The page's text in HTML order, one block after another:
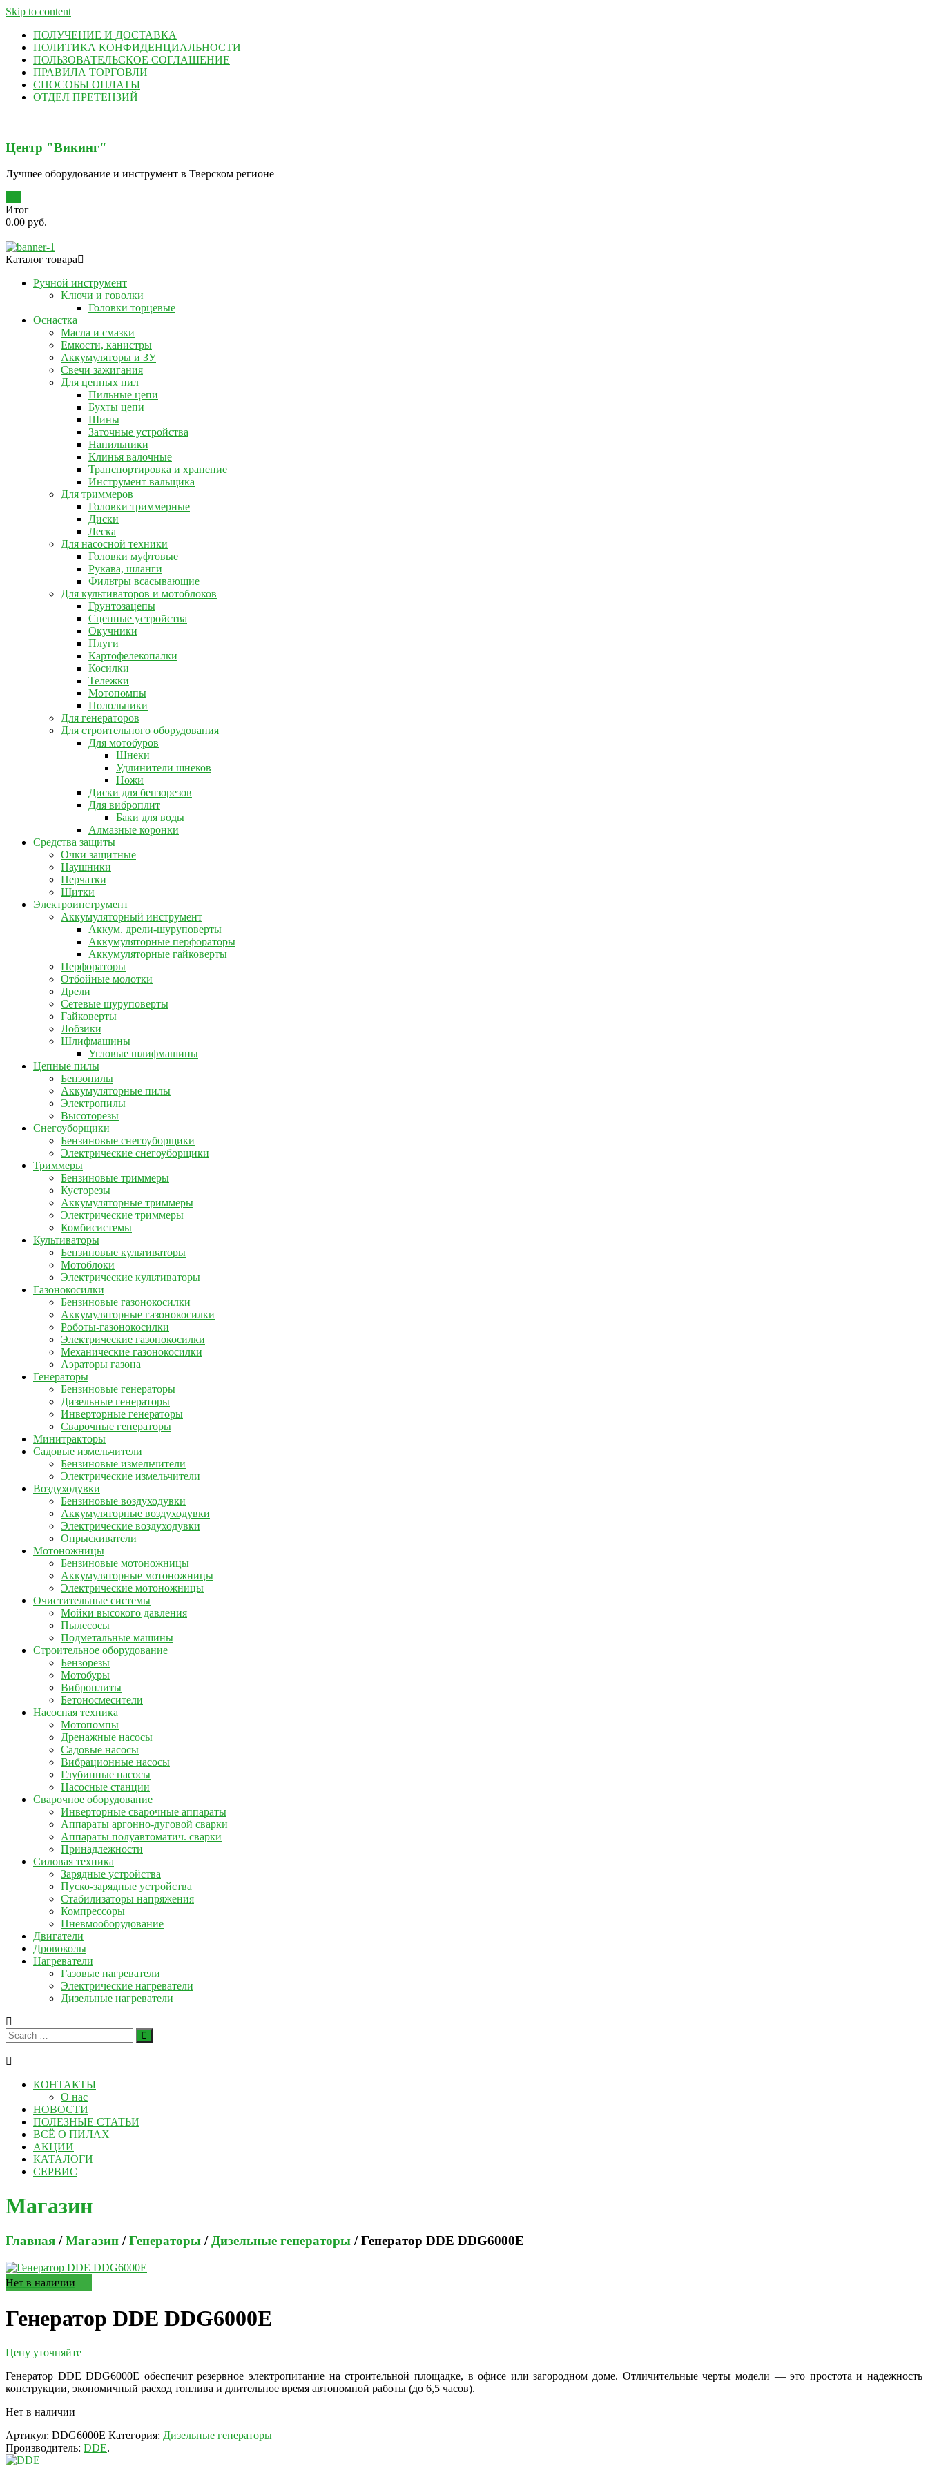
Skip to content
ПОЛУЧЕНИЕ И ДОСТАВКА
ПОЛИТИКА КОНФИДЕНЦИАЛЬНОСТИ
ПОЛЬЗОВАТЕЛЬСКОЕ СОГЛАШЕНИЕ
ПРАВИЛА ТОРГОВЛИ
СПОСОБЫ ОПЛАТЫ
ОТДЕЛ ПРЕТЕНЗИЙ
Центр "Викинг"
Лучшее оборудование и инструмент в Тверском регионе
Итог
0.00 руб.
Каталог товара
Ручной инструмент
Ключи и говолки
Головки торцевые
Оснастка
Масла и смазки
Емкости, канистры
Аккумуляторы и ЗУ
Свечи зажигания
Для цепных пил
Пильные цепи
Бухты цепи
Шины
Заточные устройства
Напильники
Клинья валочные
Транспортировка и хранение
Инструмент вальщика
Для триммеров
Головки триммерные
Диски
Леска
Для насосной техники
Головки муфтовые
Рукава, шланги
Фильтры всасывающие
Для культиваторов и мотоблоков
Грунтозацепы
Сцепные устройства
Окучники
Плуги
Картофелекопалки
Косилки
Тележки
Мотопомпы
Полольники
Для генераторов
Для строительного оборудования
Для мотобуров
Шнеки
Удлинители шнеков
Ножи
Диски для бензорезов
Для виброплит
Баки для воды
Алмазные коронки
Средства защиты
Очки защитные
Наушники
Перчатки
Щитки
Электроинструмент
Аккумуляторный инструмент
Аккум. дрели-шуруповерты
Аккумуляторные перфораторы
Аккумуляторные гайковерты
Перфораторы
Отбойные молотки
Дрели
Сетевые шуруповерты
Гайковерты
Лобзики
Шлифмашины
Угловые шлифмашины
Цепные пилы
Бензопилы
Аккумуляторные пилы
Электропилы
Высоторезы
Снегоуборщики
Бензиновые снегоуборщики
Электрические снегоуборщики
Триммеры
Бензиновые триммеры
Кусторезы
Аккумуляторные триммеры
Электрические триммеры
Комбисистемы
Культиваторы
Бензиновые культиваторы
Мотоблоки
Электрические культиваторы
Газонокосилки
Бензиновые газонокосилки
Аккумуляторные газонокосилки
Роботы-газонокосилки
Электрические газонокосилки
Механические газонокосилки
Аэраторы газона
Генераторы
Бензиновые генераторы
Дизельные генераторы
Инверторные генераторы
Сварочные генераторы
Минитракторы
Садовые измельчители
Бензиновые измельчители
Электрические измельчители
Воздуходувки
Бензиновые воздуходувки
Аккумуляторные воздуходувки
Электрические воздуходувки
Опрыскиватели
Мотоножницы
Бензиновые мотоножницы
Аккумуляторные мотоножницы
Электрические мотоножницы
Очистительные системы
Мойки высокого давления
Пылесосы
Подметальные машины
Строительное оборудование
Бензорезы
Мотобуры
Виброплиты
Бетоносмесители
Насосная техника
Мотопомпы
Дренажные насосы
Садовые насосы
Вибрационные насосы
Глубинные насосы
Насосные станции
Сварочное оборудование
Инверторные сварочные аппараты
Аппараты аргонно-дуговой сварки
Аппараты полуавтоматич. сварки
Принадлежности
Силовая техника
Зарядные устройства
Пуско-зарядные устройства
Стабилизаторы напряжения
Компрессоры
Пневмооборудование
Двигатели
Дровоколы
Нагреватели
Газовые нагреватели
Электрические нагреватели
Дизельные нагреватели
КОНТАКТЫ
О нас
НОВОСТИ
ПОЛЕЗНЫЕ СТАТЬИ
ВСЁ О ПИЛАХ
АКЦИИ
КАТАЛОГИ
СЕРВИС
Магазин
Главная /Магазин /Генераторы /Дизельные генераторы / Генератор DDE DDG6000E
Нет в наличии
Генератор DDE DDG6000E
Цену уточняйте
Генератор DDE DDG6000E обеспечит резервное электропитание на строительной площадке, в офисе или загородном доме. Отличительные черты модели — это простота и надежность
конструкции, экономичный расход топлива и длительное время автономной работы (до 6,5 часов).
Нет в наличии
Артикул: DDG6000E Категория: Дизельные генераторы
Производитель: DDE.